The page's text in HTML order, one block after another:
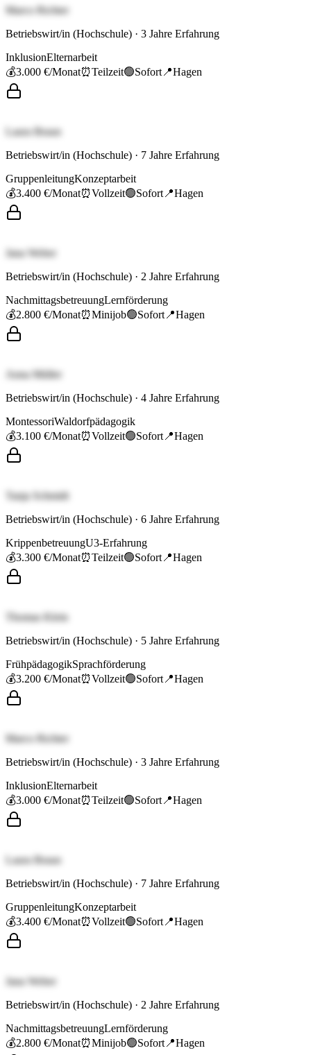
Marco Richter
Betriebswirt/in (Hochschule) · 3 Jahre Erfahrung
InklusionElternarbeit
💰3.000 €/Monat⏰Teilzeit🟢Sofort 📍Hagen
Laura Braun
Betriebswirt/in (Hochschule) · 7 Jahre Erfahrung
GruppenleitungKonzeptarbeit
💰3.400 €/Monat⏰Vollzeit🟢Sofort 📍Hagen
Jana Weber
Betriebswirt/in (Hochschule) · 2 Jahre Erfahrung
NachmittagsbetreuungLernförderung
💰2.800 €/Monat⏰Minijob🟢Sofort 📍Hagen
Anna Müller
Betriebswirt/in (Hochschule) · 4 Jahre Erfahrung
MontessoriWaldorfpädagogik
💰3.100 €/Monat⏰Vollzeit🟢Sofort 📍Hagen
Tanja Schmidt
Betriebswirt/in (Hochschule) · 6 Jahre Erfahrung
KrippenbetreuungU3-Erfahrung
💰3.300 €/Monat⏰Teilzeit🟢Sofort 📍Hagen
Thomas Klein
Betriebswirt/in (Hochschule) · 5 Jahre Erfahrung
FrühpädagogikSprachförderung
💰3.200 €/Monat⏰Vollzeit🟢Sofort 📍Hagen
Marco Richter
Betriebswirt/in (Hochschule) · 3 Jahre Erfahrung
InklusionElternarbeit
💰3.000 €/Monat⏰Teilzeit🟢Sofort 📍Hagen
Laura Braun
Betriebswirt/in (Hochschule) · 7 Jahre Erfahrung
GruppenleitungKonzeptarbeit
💰3.400 €/Monat⏰Vollzeit🟢Sofort 📍Hagen
Jana Weber
Betriebswirt/in (Hochschule) · 2 Jahre Erfahrung
NachmittagsbetreuungLernförderung
💰2.800 €/Monat⏰Minijob🟢Sofort 📍Hagen